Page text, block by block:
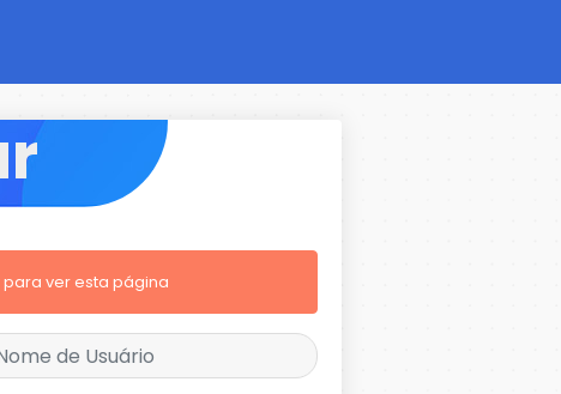
ver esta página